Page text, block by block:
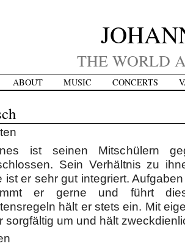
THE WORLD
ABOUT MUSIC CONCERTS
ist seinen Mitschülern
Sein Verhältnis zu
ist er sehr gut integriert.
er gerne und führt
hält er stets ein. Mit
sorgfältig um und hält